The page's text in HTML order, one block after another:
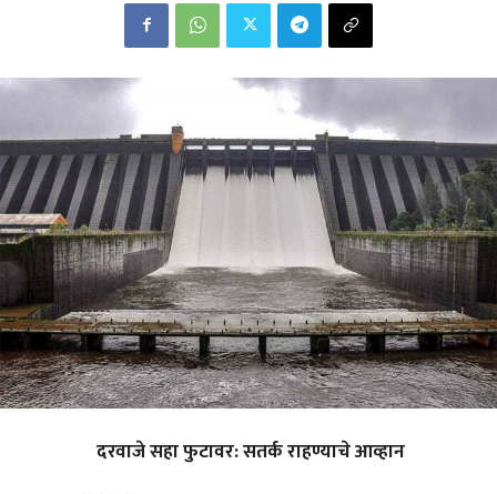
दरवाजे सहा फुटावर: सतर्क राहण्याचे आव्हान